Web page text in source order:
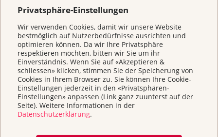
Privatsphäre-Einstellungen
Wir verwenden Cookies, damit wir unsere Website
bestmöglich auf Nutzerbedürfnisse ausrichten und
optimieren können. Da wir Ihre Privatsphäre
respektieren möchten, bitten wir Sie um ihr
Einverständnis. Wenn Sie auf «Akzeptieren &
schliessen» klicken, stimmen Sie der Speicherung von
Cookies in Ihrem Browser zu. Sie können Ihre Cookie-
Einstellungen jederzeit in den «Privatsphären-
Einstellungen» anpassen (Link ganz zuunterst auf der
Seite). Weitere Informationen in der
Datenschutzerklärung.
Weitere Themen
Home
Beratung & Unterstützung
Prävention und Früherkennung